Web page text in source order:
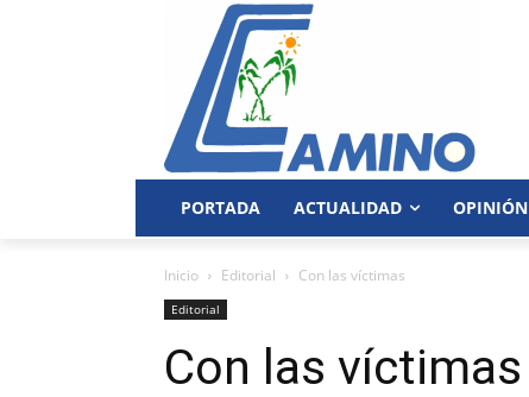
PORTADA ACTUALIDAD OPINIÓN
Inicio Editorial Con las víctimas
Editorial
Con las víctimas